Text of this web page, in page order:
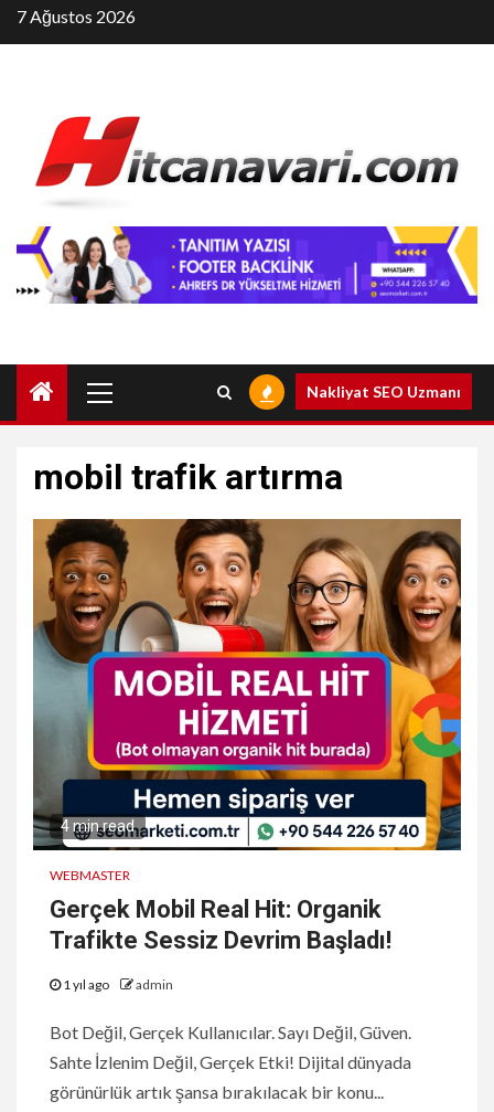
Skip
to
7 Ağustos 2026
Menu
Nakliyat SEO Uzmanı
mobil trafik artırma
4 min read
WEBMASTER
Gerçek Mobil Real Hit: Organik
Trafikte Sessiz Devrim Başladı!
1 yıl ago admin
Bot Değil, Gerçek Kullanıcılar. Sayı Değil, Güven.
Sahte İzlenim Değil, Gerçek Etki! Dijital dünyada
görünürlük artık şansa bırakılacak bir konu...